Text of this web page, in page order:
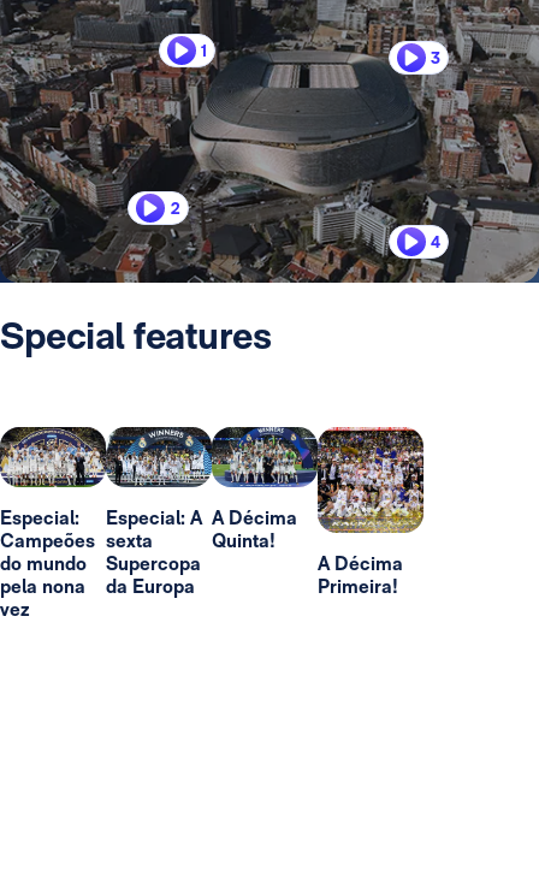
1
2
3
4
Special features
Especial:
Campeões
do mundo
pela nona
vez
Especial: A
sexta
Supercopa
da Europa
A Décima
Quinta!
A Décima
Primeira!